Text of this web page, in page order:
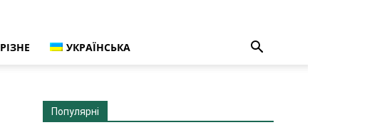
РІЗНЕ УКРАЇНСЬКА
Популярні